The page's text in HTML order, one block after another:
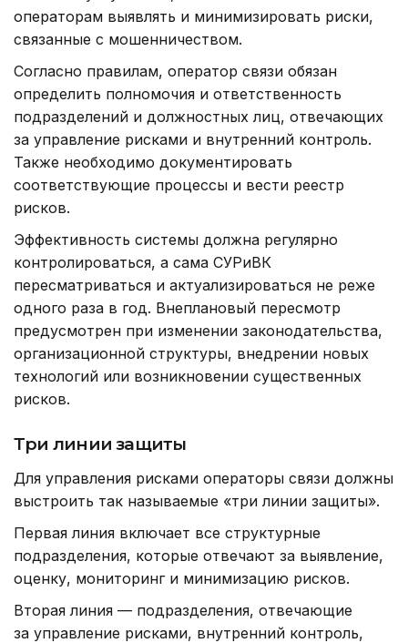
операторам выявлять и минимизировать риски,
связанные с мошенничеством.
Согласно правилам, оператор связи обязан
определить полномочия и ответственность
подразделений и должностных лиц, отвечающих
за управление рисками и внутренний контроль.
Также необходимо документировать
соответствующие процессы и вести реестр
рисков.
Эффективность системы должна регулярно
контролироваться, а сама СУРиВК
пересматриваться и актуализироваться не реже
одного раза в год. Внеплановый пересмотр
предусмотрен при изменении законодательства,
организационной структуры, внедрении новых
технологий или возникновении существенных
рисков.
Три линии защиты
Для управления рисками операторы связи должны
выстроить так называемые «три линии защиты».
Первая линия включает все структурные
подразделения, которые отвечают за выявление,
оценку, мониторинг и минимизацию рисков.
Вторая линия — подразделения, отвечающие
за управление рисками, внутренний контроль,